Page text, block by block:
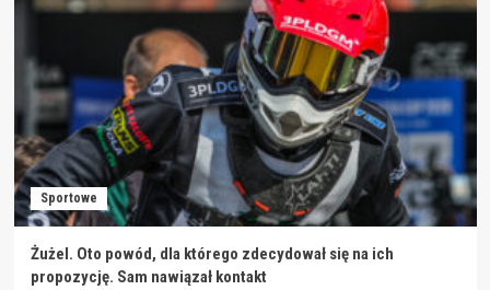
Sportowe
Żużel. Oto powód, dla którego zdecydował się na ich
propozycję. Sam nawiązał kontakt